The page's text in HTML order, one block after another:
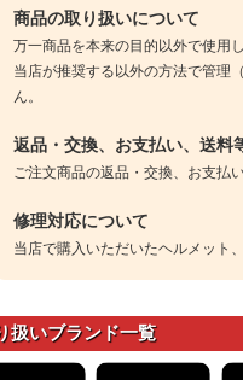
商品の取り扱いについて
万一商品を本来の目的以外で使用
当店が推奨する以外の方法で管理
ん。
返品・交換、お支払い、送料
ご注文商品の返品・交換、お支払
修理対応について
当店で購入いただいたヘルメット
扱いブランド一覧